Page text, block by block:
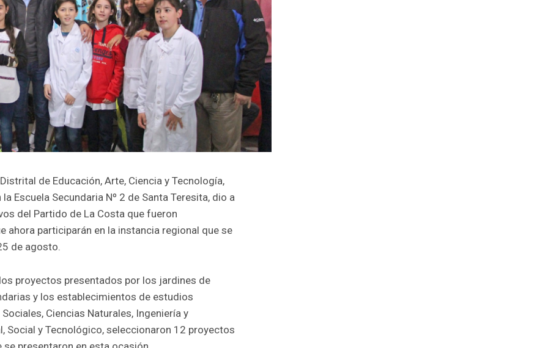
de Educación, Arte, Ciencia y Tecnología,
Escuela Secundaria Nº 2 de Santa Teresita, dio a
del Partido de La Costa que fueron
participarán en la instancia regional que se
de agosto.
proyectos presentados por los jardines de
y los establecimientos de estudios
Ciencias Naturales, Ingeniería y
Social y Tecnológico, seleccionaron 12 proyectos